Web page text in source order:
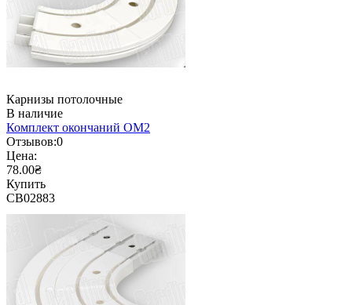
Карнизы потолочные
В наличие
Комплект окончаний ОМ2
Отзывов:0
Цена:
78.00₴
Купить
CB02883